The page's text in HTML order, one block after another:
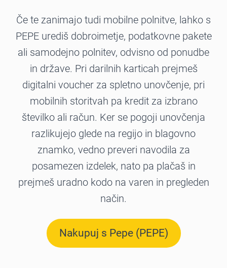
Če te zanimajo tudi mobilne polnitve, lahko s
PEPE urediš dobroimetje, podatkovne pakete
ali samodejno polnitev, odvisno od ponudbe
in države. Pri darilnih karticah prejmeš
digitalni voucher za spletno unovčenje, pri
mobilnih storitvah pa kredit za izbrano
številko ali račun. Ker se pogoji unovčenja
razlikujejo glede na regijo in blagovno
znamko, vedno preveri navodila za
posamezen izdelek, nato pa plačaš in
prejmeš uradno kodo na varen in pregleden
način.
Nakupuj s Pepe (PEPE)